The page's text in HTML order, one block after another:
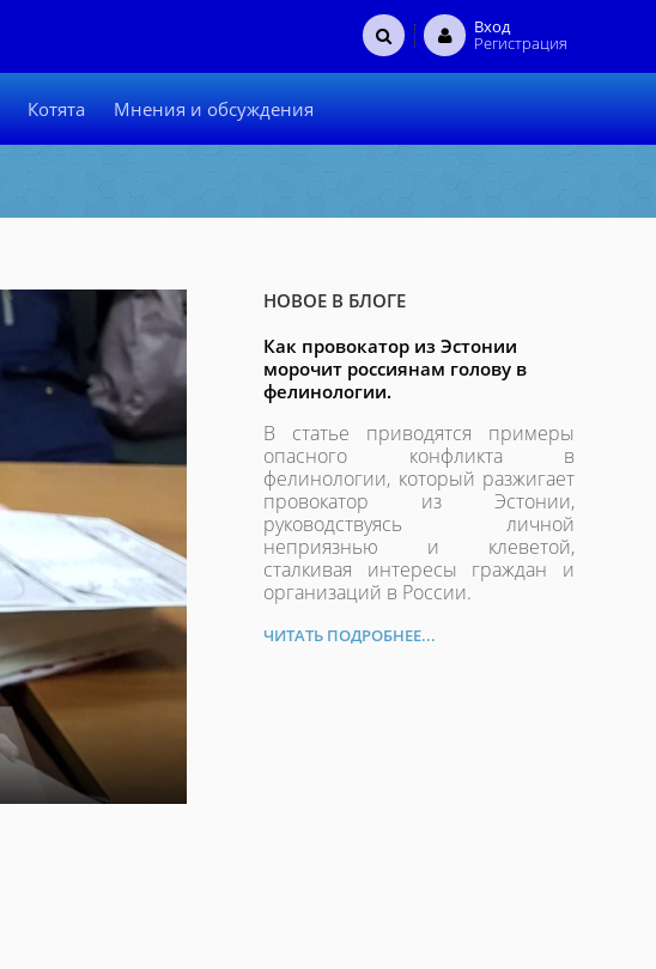
Вход
Регистрация
Котята Мнения и обсуждения
НОВОЕ В БЛОГЕ
Как провокатор из Эстонии
морочит россиянам голову в
фелинологии.
В статье приводятся примеры
опасного конфликта в
фелинологии, который разжигает
провокатор из Эстонии,
руководствуясь личной
неприязнью и клеветой,
сталкивая интересы граждан и
организаций в России.
ЧИТАТЬ ПОДРОБНЕЕ...